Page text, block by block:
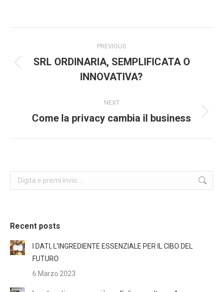
navigation
PREVIOUS
Previous
post:
SRL ORDINARIA, SEMPLIFICATA O
INNOVATIVA?
NEXT
Next
Come la privacy cambia il business
Search:
Recent posts
I DATI, L’INGREDIENTE ESSENZIALE PER IL CIBO DEL
FUTURO
6 Marzo 2023